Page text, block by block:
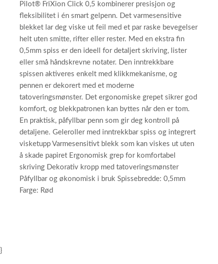
Pilot® FriXion Click 0,5 kombinerer presisjon og
fleksibilitet i én smart gelpenn. Det varmesensitive
blekket lar deg viske ut feil med et par raske bevegelser
helt uten smitte, rifter eller rester. Med en ekstra fin
0,5mm spiss er den ideell for detaljert skriving, lister
eller små håndskrevne notater. Den inntrekkbare
spissen aktiveres enkelt med klikkmekanisme, og
pennen er dekorert med et moderne
tatoveringsmønster. Det ergonomiske grepet sikrer god
komfort, og blekkpatronen kan byttes når den er tom.
En praktisk, påfyllbar penn som gir deg kontroll på
detaljene. Geleroller med inntrekkbar spiss og integrert
visketupp Varmesensitivt blekk som kan viskes ut uten
å skade papiret Ergonomisk grep for komfortabel
skriving Dekorativ kropp med tatoveringsmønster
Påfyllbar og økonomisk i bruk Spissebredde: 0,5mm
Farge: Rød
}